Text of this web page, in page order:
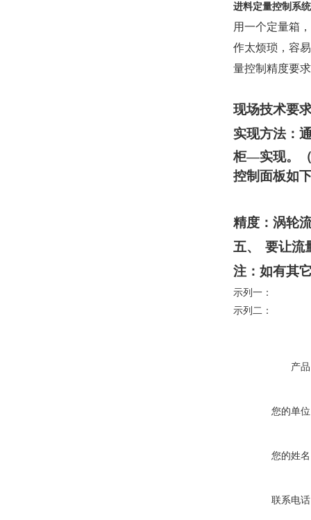
进料定量控制系统
用一个定量箱
作太烦琐，容
量控制精度要
现场技术要
实现方法：
柜—实现。
控制面板如
精度：涡轮
五、
要让流
注：如有其
示列一：
示列二：
产
您的单
您的姓
联系电